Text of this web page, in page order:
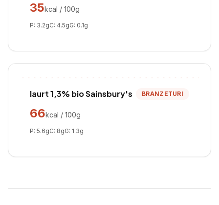
35kcal / 100g
P: 3.2gC: 4.5gG: 0.1g
Iaurt 1,3% bio Sainsbury's BRANZETURI
66kcal / 100g
P: 5.6gC: 8gG: 1.3g